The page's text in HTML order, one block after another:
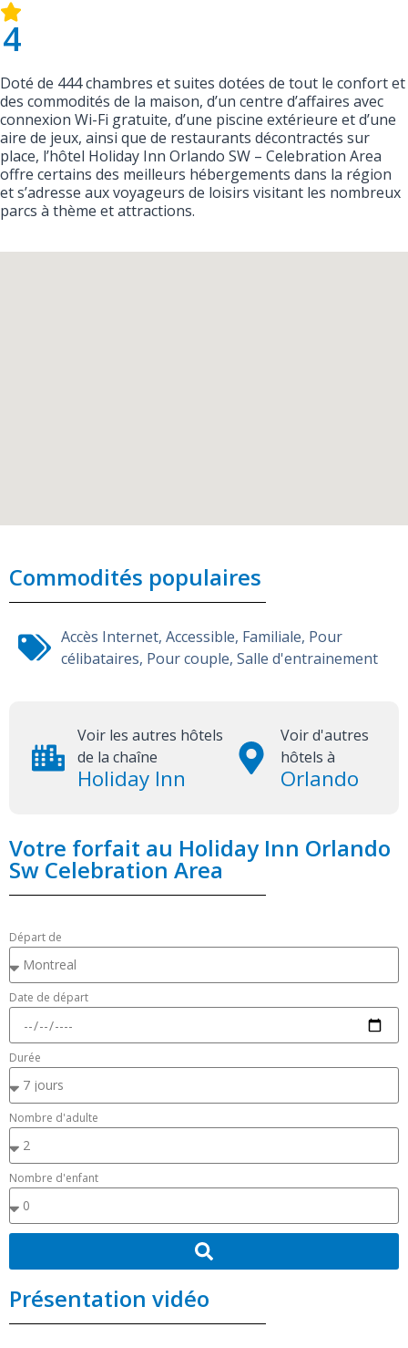
4
Doté de 444 chambres et suites dotées de tout le confort et
des commodités de la maison, d’un centre d’affaires avec
connexion Wi-Fi gratuite, d’une piscine extérieure et d’une
aire de jeux, ainsi que de restaurants décontractés sur
place, l’hôtel Holiday Inn Orlando SW – Celebration Area
offre certains des meilleurs hébergements dans la région
et s’adresse aux voyageurs de loisirs visitant les nombreux
parcs à thème et attractions.
Commodités populaires
Accès Internet, Accessible, Familiale, Pour
célibataires, Pour couple, Salle d'entrainement
Voir les autres hôtels
de la chaîne
Holiday Inn
Voir d'autres
hôtels à
Orlando
Votre forfait au Holiday Inn Orlando
Sw Celebration Area
Départ de
Date de départ
Durée
Nombre d'adulte
Nombre d'enfant
Présentation vidéo